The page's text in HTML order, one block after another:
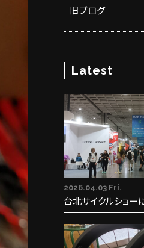
旧ブログ
Latest
2026.04.03 Fri.
台北サイクルショー